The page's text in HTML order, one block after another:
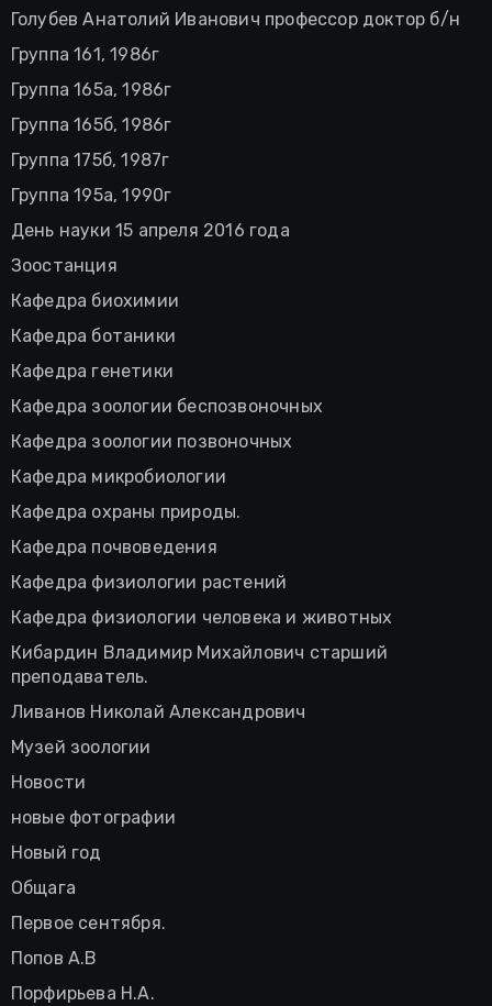
Голубев Анатолий Иванович профессор доктор б/н
Группа 161, 1986г
Группа 165а, 1986г
Группа 165б, 1986г
Группа 175б, 1987г
Группа 195а, 1990г
День науки 15 апреля 2016 года
Зоостанция
Кафедра биохимии
Кафедра ботаники
Кафедра генетики
Кафедра зоологии беспозвоночных
Кафедра зоологии позвоночных
Кафедра микробиологии
Кафедра охраны природы.
Кафедра почвоведения
Кафедра физиологии растений
Кафедра физиологии человека и животных
Кибардин Владимир Михайлович старший
преподаватель.
Ливанов Николай Александрович
Музей зоологии
Новости
новые фотографии
Новый год
Общага
Первое сентября.
Попов А.В
Порфирьева Н.А.